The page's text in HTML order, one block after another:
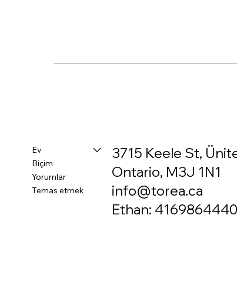
Ev
Biçim
Yorumlar
Temas etmek
3715 Keele St,
Ontario, M3J 1N1
info@torea.ca
Ethan: 4169864440